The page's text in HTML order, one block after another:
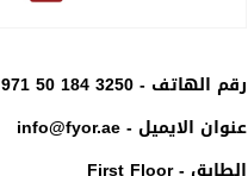
رقم الهاتف -971 50 184 3250
عنوان الايميل -info@fyor.ae